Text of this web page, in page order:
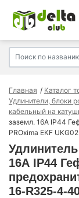
Главная Каталог
Удлинители, блоки
кабельный на
заземл. 16А IP44
PROxima EKF
16А IP44
16-R325-4-